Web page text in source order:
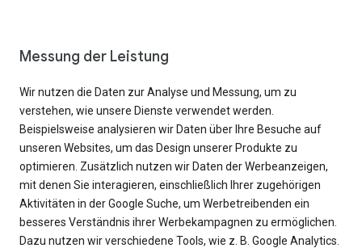
Messung der Leistung
Wir nutzen die Daten zur Analyse und Messung, um zu
verstehen, wie unsere Dienste verwendet werden.
Beispielsweise analysieren wir Daten über Ihre Besuche auf
unseren Websites, um das Design unserer Produkte zu
optimieren. Zusätzlich nutzen wir Daten der Werbeanzeigen,
mit denen Sie interagieren, einschließlich Ihrer zugehörigen
Aktivitäten in der Google Suche, um Werbetreibenden ein
besseres Verständnis ihrer Werbekampagnen zu ermöglichen.
Dazu nutzen wir verschiedene Tools, wie z. B. Google Analytics.